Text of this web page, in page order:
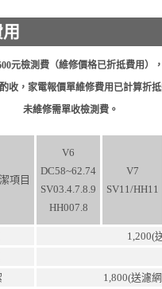
元檢測費（維修價格已折抵費用）
收，家電報價單維修費用已計算折
未維修需單收檢測費。
項目
V6
DC58~62.74
SV03.4.7.8.9
HH007.8
V7
SV11/HH11
1,200(
1,800(送濾